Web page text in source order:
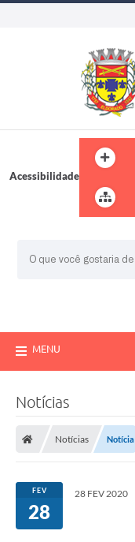
Acessibilidade
MENU
Notícias
Notícias Notícia
FEV
28
28 FEV 2020